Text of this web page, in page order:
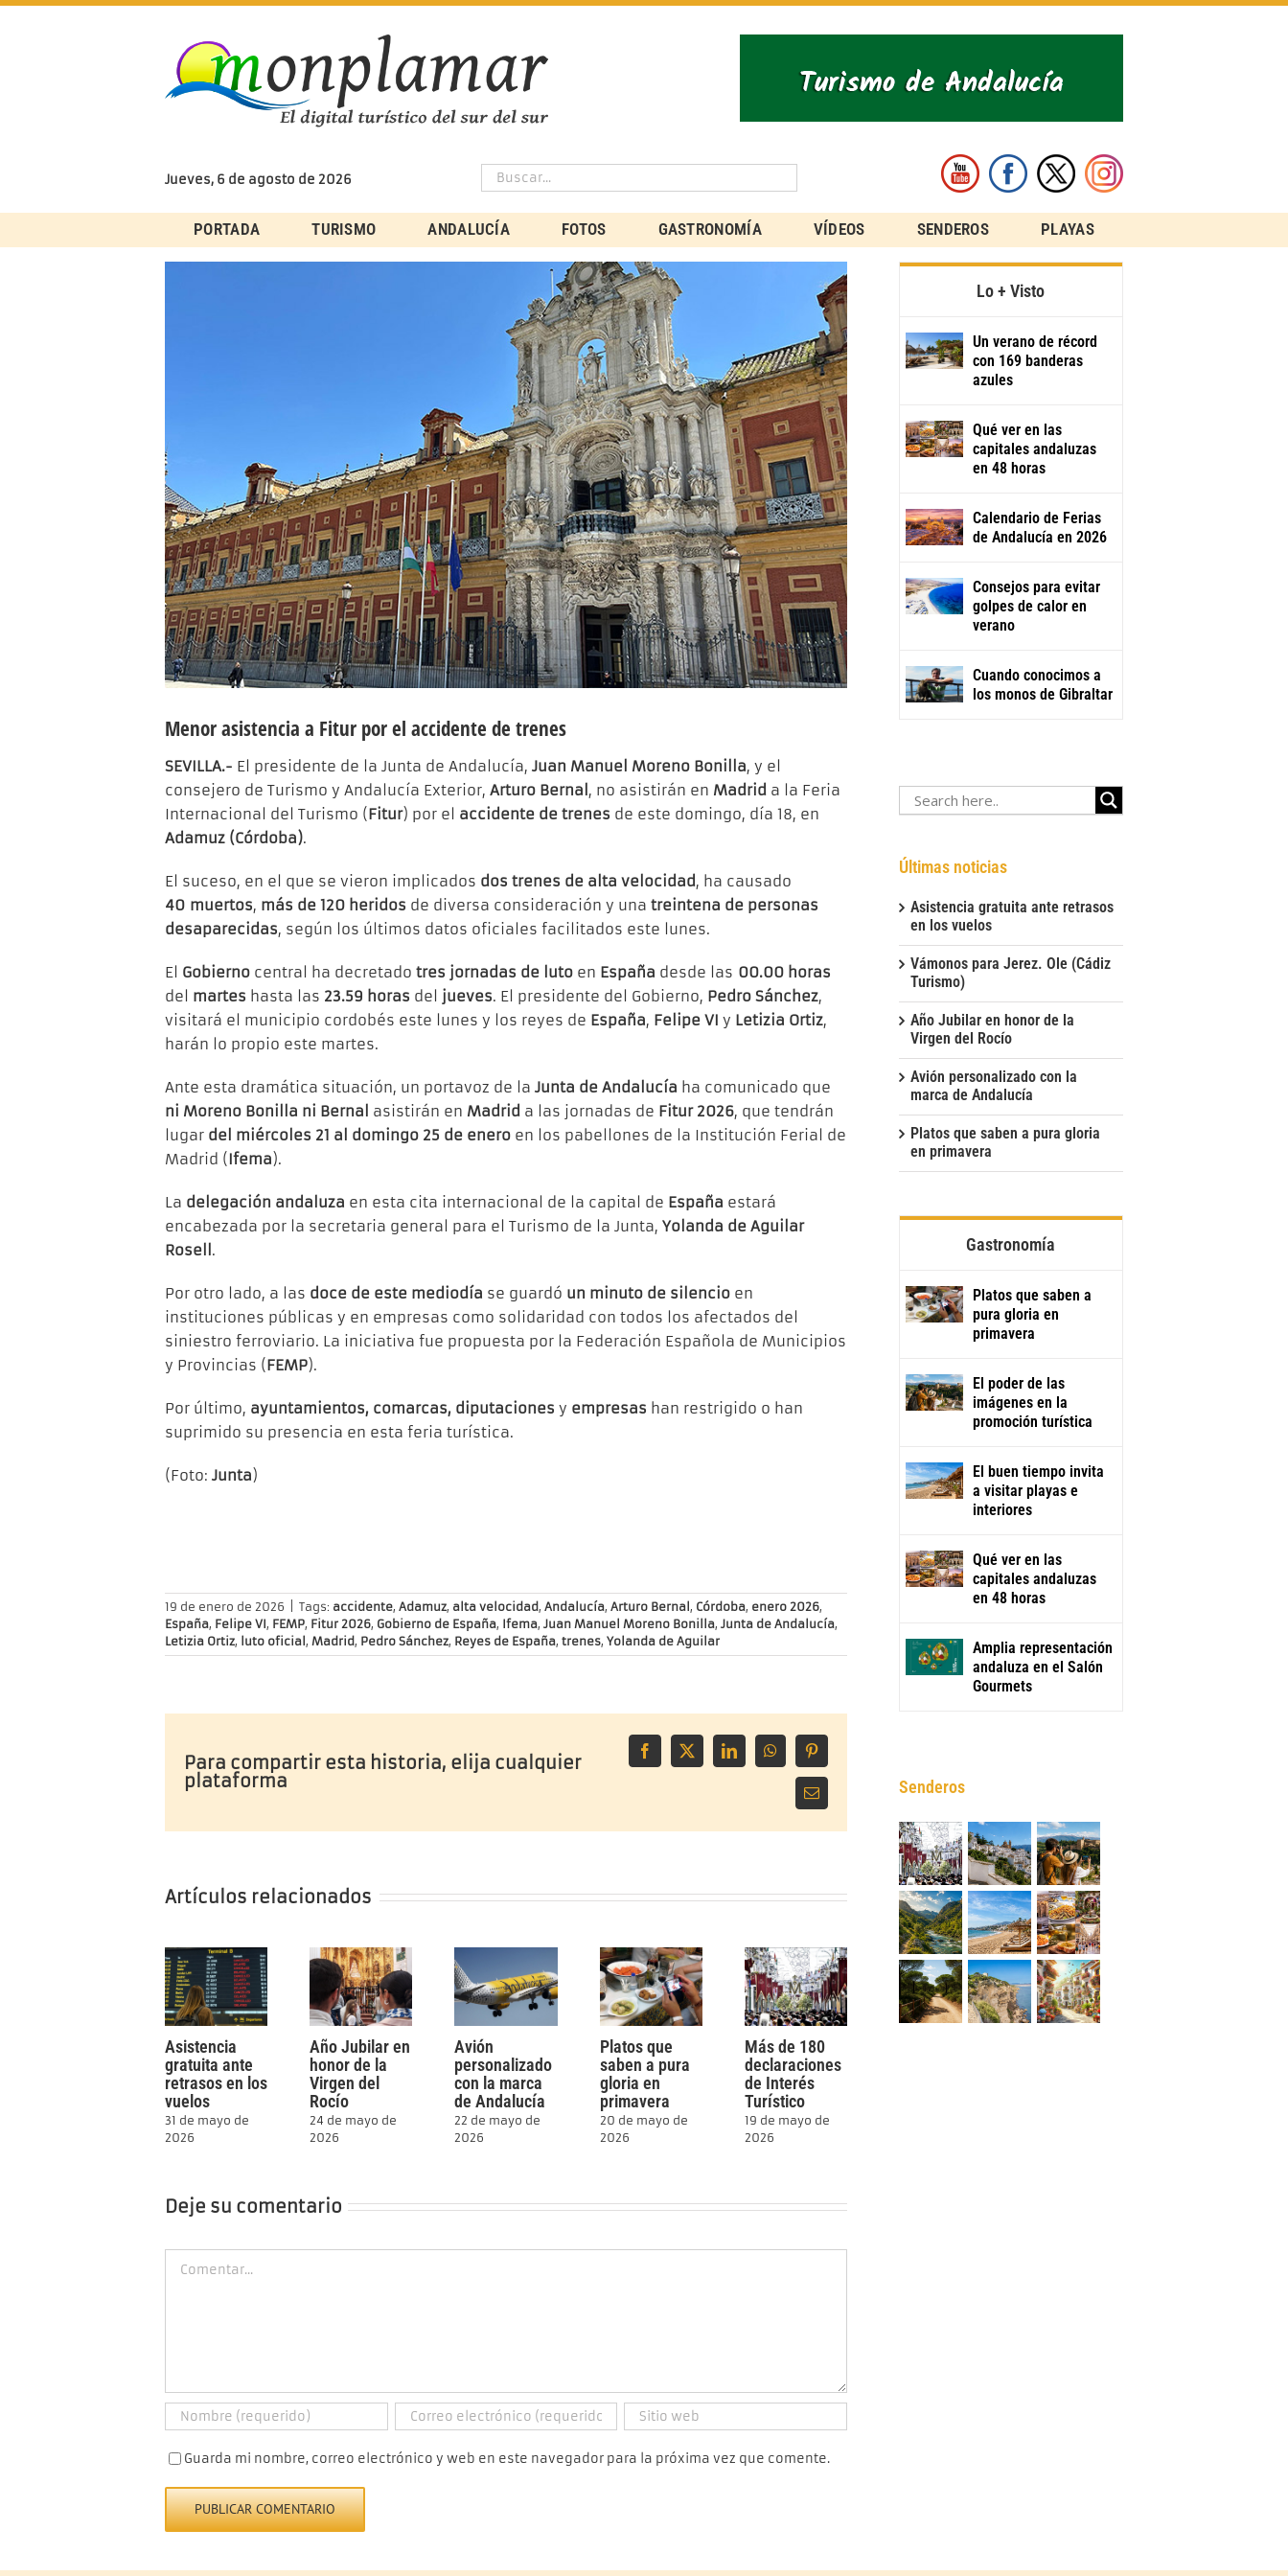
Skip
Jueves, 6 de agosto de 2026
PORTADA TURISMO ANDALUCÍA FOTOS GASTRONOMÍA VÍDEOS SENDEROS PLAYAS
Menor asistencia a Fitur por el accidente de trenes
SEVILLA.- El presidente de la Junta de Andalucía, Juan Manuel Moreno Bonilla, y el
consejero de Turismo y Andalucía Exterior, Arturo Bernal , no asistirán en Madrid a la Feria
Internacional del Turismo (Fitur) por el accidente de trenes de este domingo, día 18, en
Adamuz (Córdoba).
El suceso, en el que se vieron implicados dos trenes de alta velocidad, ha causado
40 muertos, más de 120 heridos de diversa consideración y una treintena de personas
desaparecidas, según los últimos datos oficiales facilitados este lunes.
El Gobierno central ha decretado tres jornadas de luto en España desde las 00.00 horas
del martes hasta las 23.59 horas del jueves. El presidente del Gobierno, Pedro Sánchez,
visitará el municipio cordobés este lunes y los reyes de España, Felipe VI y Letizia Ortiz,
harán lo propio este martes.
Ante esta dramática situación, un portavoz de la Junta de Andalucía ha comunicado que
ni Moreno Bonilla ni Bernal asistirán en Madrid a las jornadas de Fitur 2026, que tendrán
lugar del miércoles 21 al domingo 25 de enero en los pabellones de la Institución Ferial de
Madrid (Ifema).
La delegación andaluza en esta cita internacional de la capital de España estará
encabezada por la secretaria general para el Turismo de la Junta, Yolanda de Aguilar
Rosell .
Por otro lado, a las doce de este mediodía se guardó un minuto de silencio en
instituciones públicas y en empresas como solidaridad con todos los afectados del
siniestro ferroviario. La iniciativa fue propuesta por la Federación Española de Municipios
y Provincias (FEMP).
Por último, ayuntamientos, comarcas, diputaciones y empresas han restrigido o han
suprimido su presencia en esta feria turística.
(Foto: Junta)
19 de enero de 2026 Tags: accidente, Adamuz, alta velocidad, Andalucía, Arturo Bernal , Córdoba, enero 2026,
España, Felipe VI, FEMP, Fitur 2026, Gobierno de España, Ifema, Juan Manuel Moreno Bonilla, Junta de Andalucía,
Letizia Ortiz, luto oficial , Madrid, Pedro Sánchez, Reyes de España, trenes, Yolanda de Aguilar
Para compartir esta historia, elija cualquier
plataforma
Facebook
X LinkedInWhatsAppPinterest
Correo
Artículos relacionados
Asistencia
gratuita ante
retrasos en los
vuelos
31 de mayo de
2026
Año Jubilar en
honor de la
Virgen del
Rocío
24 de mayo de
2026
Avión
personalizado
con la marca
de Andalucía
22 de mayo de
2026
Platos que
saben a pura
gloria en
primavera
20 de mayo de
2026
Más de 180
declaraciones
de Interés
Turístico
19 de mayo de
2026
Deje su comentario
Guarda mi nombre, correo electrónico y web en este navegador para la próxima vez que comente.
Lo + Visto
Un verano de récord
con 169 banderas
azules
Qué ver en las
capitales andaluzas
en 48 horas
Calendario de Ferias
de Andalucía en 2026
Consejos para evitar
golpes de calor en
verano
Cuando conocimos a
los monos de Gibraltar
Últimas noticias
Asistencia gratuita ante retrasos
en los vuelos
Vámonos para Jerez. Ole (Cádiz
Turismo)
Año Jubilar en honor de la
Virgen del Rocío
Avión personalizado con la
marca de Andalucía
Platos que saben a pura gloria
en primavera
Gastronomía
Platos que saben a
pura gloria en
primavera
El poder de las
imágenes en la
promoción turística
El buen tiempo invita
a visitar playas e
interiores
Qué ver en las
capitales andaluzas
en 48 horas
Amplia representación
andaluza en el Salón
Gourmets
Senderos